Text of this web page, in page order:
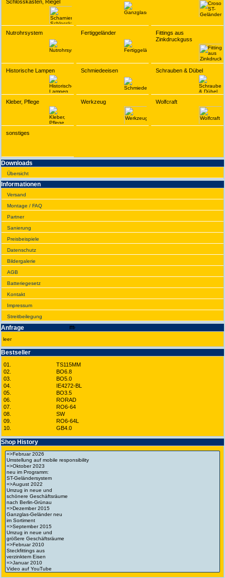
Schlosskasten, Riegel
Nutrohrsystem Fertiggeländer
Fittings aus
Zinkdruckguss
Historische Lampen Schmiedeeisen Schrauben & Dübel
Kleber, Pflege Werkzeug Wolfcraft
sonstiges
Downloads
Übersicht
Infor­ma­tionen
Versand
Montage / FAQ
Partner
Sanie­rung
Preis­beispiele
Daten­schutz
Bilder­galerie
AGB
Batte­rie­gesetz
Kontakt
Impres­sum
Streit­bei­legung
Anfrage
leer
Best­seller
01.
TS115MM
02.
BO6.8
03.
BO5.0
04.
IE4272-BL
05.
BO3.5
06.
RORAD
07.
RO6-64
08.
SW
09.
RO6-64L
10.
GB4.0
Shop History